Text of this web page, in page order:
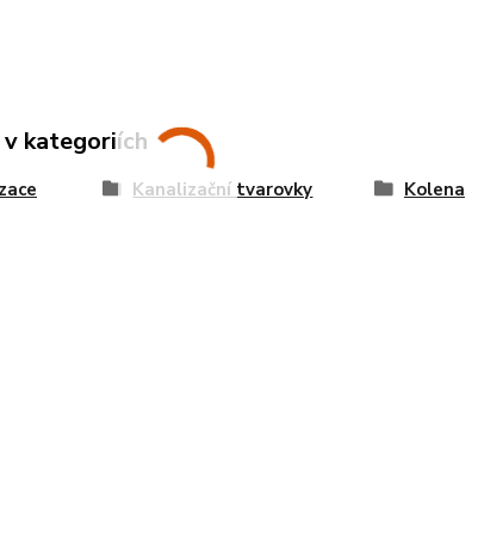
kategoriích
Kanalizační tvarovky Kolena